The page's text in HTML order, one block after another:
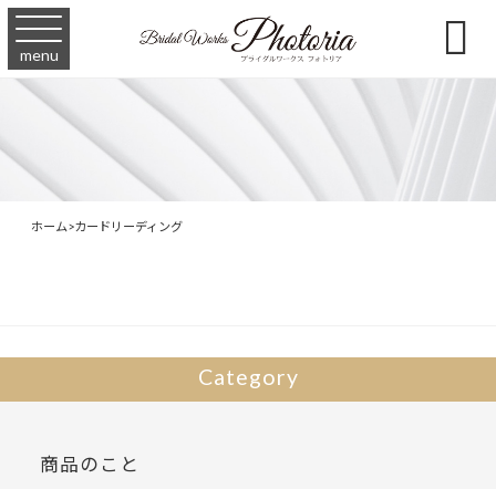
menu 
ホーム>カードリーディング
Category
商品のこと